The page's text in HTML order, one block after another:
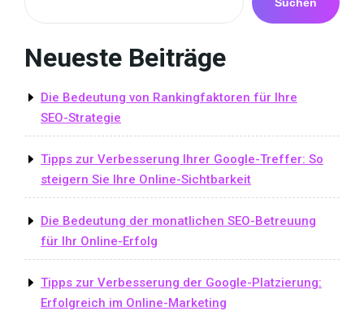
Neueste Beiträge
Die Bedeutung von Rankingfaktoren für Ihre
SEO-Strategie
Tipps zur Verbesserung Ihrer Google-Treffer: So
steigern Sie Ihre Online-Sichtbarkeit
Die Bedeutung der monatlichen SEO-Betreuung
für Ihr Online-Erfolg
Tipps zur Verbesserung der Google-Platzierung:
Erfolgreich im Online-Marketing